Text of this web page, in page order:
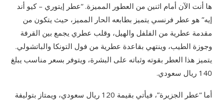
ها أنت الآن أمام اثنين من العطور المميزة. “عطر إيتوري – كيو أند
إيه” هو عطر فرنسي يتميز بطابعه الحار المميز، حيث يتكون من
مقدمة عطرية من الفلفل والهيل، وقلب عطري يجمع بين القرفة
وجوزة الطيب، وينتهي بقاعدة عطرية من فول التونكا والباتشولي.
يتميز هذا العطر بقوته وثباته على البشرة، ويتوفر بسعر مناسب يبلغ
140 ريال سعودي.
أما “عطر الجزيرة”، فيأتي بقيمة 120 ريال سعودي، ويمتاز بتوليفة